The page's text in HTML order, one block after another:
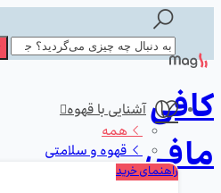
کافی
مافی
آشنایی با قهوه
همه
قهوه و سلامتی
راهنمای خرید